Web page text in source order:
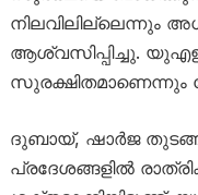
നിലവിലില്ലെന്നും
ആശ്വസിപ്പിച്ചു.
സുരക്ഷിതമാണെന്നും
ദുബായ്, ഷാർജ
പ്രദേശങ്ങളിൽ